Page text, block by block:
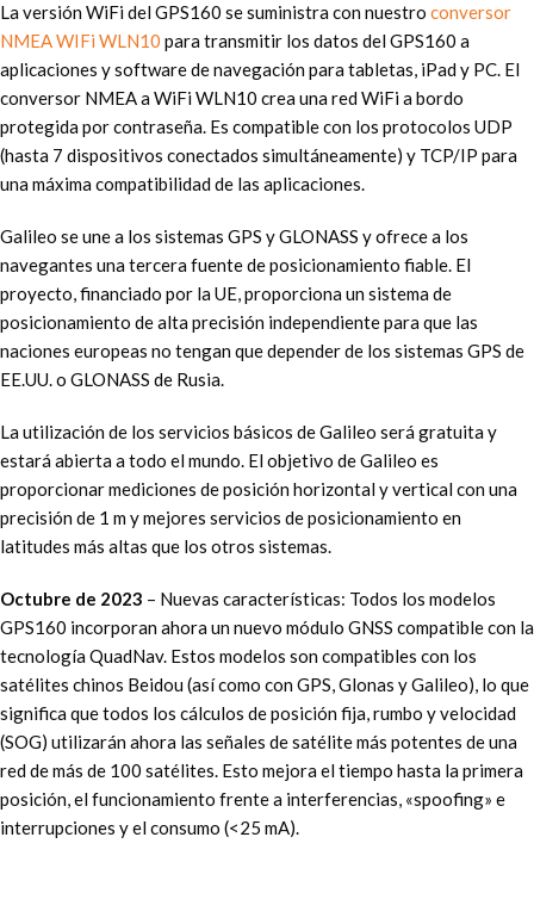
La versión WiFi del GPS160 se suministra con nuestro conversor
NMEA WIFi WLN10 para transmitir los datos del GPS160 a
aplicaciones y software de navegación para tabletas, iPad y PC. El
conversor NMEA a WiFi WLN10 crea una red WiFi a bordo
protegida por contraseña. Es compatible con los protocolos UDP
(hasta 7 dispositivos conectados simultáneamente) y TCP/IP para
una máxima compatibilidad de las aplicaciones.
Galileo se une a los sistemas GPS y GLONASS y ofrece a los
navegantes una tercera fuente de posicionamiento fiable. El
proyecto, financiado por la UE, proporciona un sistema de
posicionamiento de alta precisión independiente para que las
naciones europeas no tengan que depender de los sistemas GPS de
EE.UU. o GLONASS de Rusia.
La utilización de los servicios básicos de Galileo será gratuita y
estará abierta a todo el mundo. El objetivo de Galileo es
proporcionar mediciones de posición horizontal y vertical con una
precisión de 1 m y mejores servicios de posicionamiento en
latitudes más altas que los otros sistemas.
Octubre de 2023 – Nuevas características: Todos los modelos
GPS160 incorporan ahora un nuevo módulo GNSS compatible con la
tecnología QuadNav. Estos modelos son compatibles con los
satélites chinos Beidou (así como con GPS, Glonas y Galileo), lo que
significa que todos los cálculos de posición fija, rumbo y velocidad
(SOG) utilizarán ahora las señales de satélite más potentes de una
red de más de 100 satélites. Esto mejora el tiempo hasta la primera
posición, el funcionamiento frente a interferencias, «spoofing» e
interrupciones y el consumo (<25 mA).